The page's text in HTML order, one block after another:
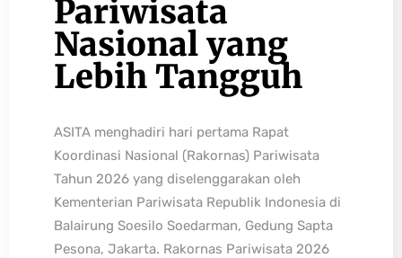
Pariwisata
Nasional yang
Lebih Tangguh
ASITA menghadiri hari pertama Rapat
Koordinasi Nasional (Rakornas) Pariwisata
Tahun 2026 yang diselenggarakan oleh
Kementerian Pariwisata Republik Indonesia di
Balairung Soesilo Soedarman, Gedung Sapta
Pesona, Jakarta. Rakornas Pariwisata 2026